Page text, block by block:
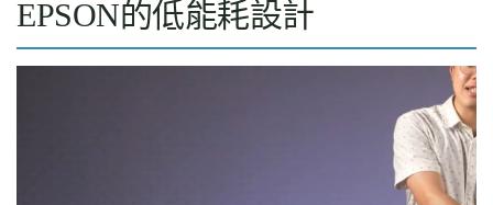
EPSON的低能耗設計